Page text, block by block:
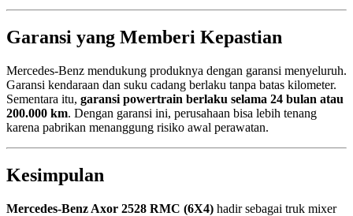
Garansi yang Memberi Kepastian
Mercedes-Benz mendukung produknya dengan garansi menyeluruh.
Garansi kendaraan dan suku cadang berlaku tanpa batas kilometer.
Sementara itu, garansi powertrain berlaku selama 24 bulan atau
200.000 km. Dengan garansi ini, perusahaan bisa lebih tenang
karena pabrikan menanggung risiko awal perawatan.
Kesimpulan
Mercedes-Benz Axor 2528 RMC (6X4) hadir sebagai truk mixer